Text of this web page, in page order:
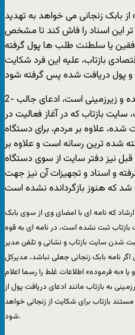
از بابک زنجانی می خواهد به تهدید
این اسناد را فاش کند تا مشخص
یا سلطنت طلب ها پول گرفته
بازتاب، علیه این فرد شکایت
2- این که سایت بازتاب ثبت نشده و زیرزمینی است، ادعای جالب
بازتاب که در آغاز فعالیت در
علاوه بر مردم، برای دستگاه
شده ترین رسانه است و علاوه بر
نیز دفتر سایت از سوی دستگاه
و اسناد و تجهیزات آن نیز جهت
که نامه ای با امضای وی از سوی بابک
ثبت نشده است، در نامه ای به قوه
شدن سایت بازتاب و نشانی و تلفن مدیر
نامه بابک زنجانی جعلی نباشد، مدیرکل
«به فرموده» اطلاعات غلط را رسما اعلام
به بازتاب مانند ادعای دریافت پول از
بازتاب برای شکایت از زنجانی خواهد
شود.